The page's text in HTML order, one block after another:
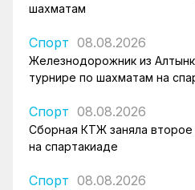
шахматам
Спорт 08.08.2026
Железнодорожник из
турнире по шахматам на
Спорт 08.08.2026
Сборная КТЖ заняла
на спартакиаде
Спорт 08.08.2026